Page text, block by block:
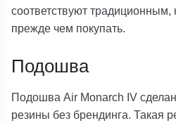
соответствуют
прежде чем покупать.
Подошва
Подошва Air Monarch IV
резины без брендинга. Такая